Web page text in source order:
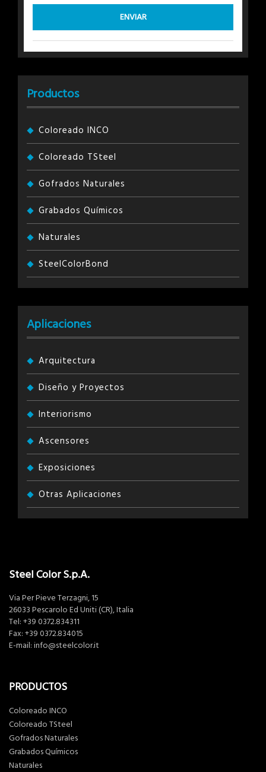
Productos
Coloreado INCO
Coloreado TSteel
Gofrados Naturales
Grabados Químicos
Naturales
SteelColorBond
Aplicaciones
Arquitectura
Diseño y Proyectos
Interiorismo
Ascensores
Exposiciones
Otras Aplicaciones
Steel Color S.p.A.
Via Per Pieve Terzagni, 15
26033 Pescarolo Ed Uniti (CR), Italia
Tel: +39 0372.834311
Fax: +39 0372.834015
E-mail: info@steelcolor.it
PRODUCTOS
Coloreado INCO
Coloreado TSteel
Gofrados Naturales
Grabados Químicos
Naturales